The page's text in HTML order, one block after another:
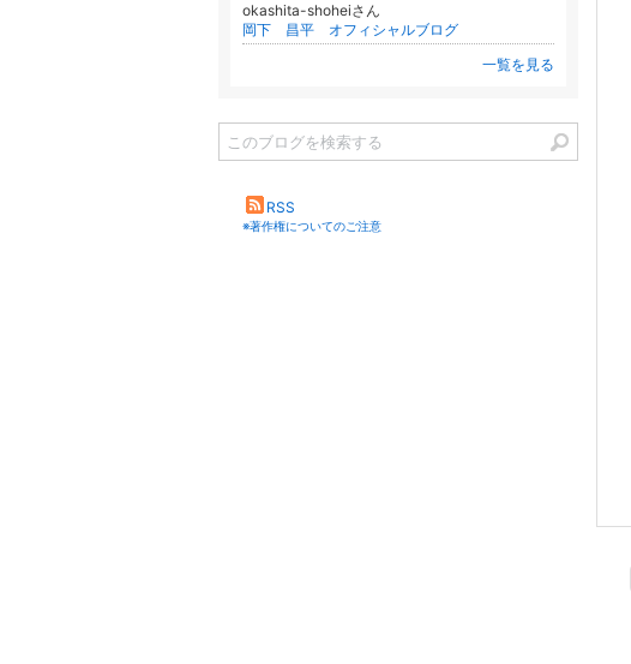
okashita-shoheiさん
岡下 昌平 オフィシャルブログ
一覧を見る
RSS
※著作権についてのご注意